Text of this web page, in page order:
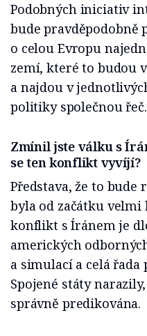
Podobných iniciativ
bude pravděpodobně
o celou Evropu
zemí, které to budou
a najdou v
politiky společnou řeč.
Zmínil jste válku s
se ten konflikt vyvíjí?
Představa, že to bude
byla od začátku velmi
konflikt s Íránem je
amerických
a simulací a celá
Spojené státy
správně predikována.